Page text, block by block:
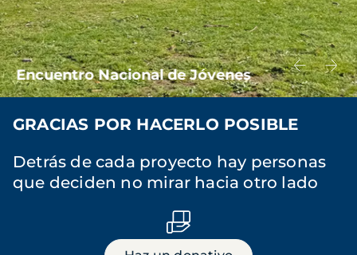
Encuentro Nacional de Jóvenes
GRACIAS POR HACERLO POSIBLE
Detrás de cada proyecto hay personas
que deciden no mirar hacia otro lado